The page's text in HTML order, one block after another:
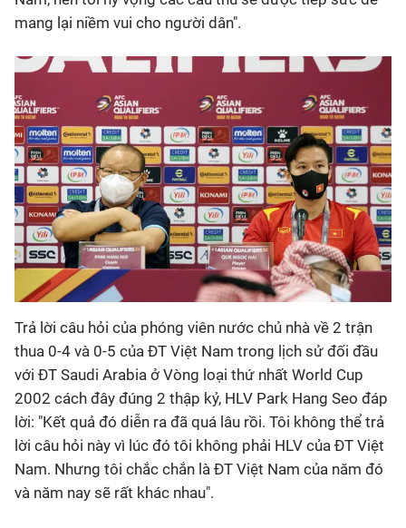
mang lại niềm vui cho người dân".
Trả lời câu hỏi của phóng viên nước chủ nhà về 2 trận
thua 0-4 và 0-5 của ĐT Việt Nam trong lịch sử đối đầu
với ĐT Saudi Arabia ở Vòng loại thứ nhất World Cup
2002 cách đây đúng 2 thập kỷ, HLV Park Hang Seo đáp
lời: "Kết quả đó diễn ra đã quá lâu rồi. Tôi không thể trả
lời câu hỏi này vì lúc đó tôi không phải HLV của ĐT Việt
Nam. Nhưng tôi chắc chắn là ĐT Việt Nam của năm đó
và năm nay sẽ rất khác nhau".